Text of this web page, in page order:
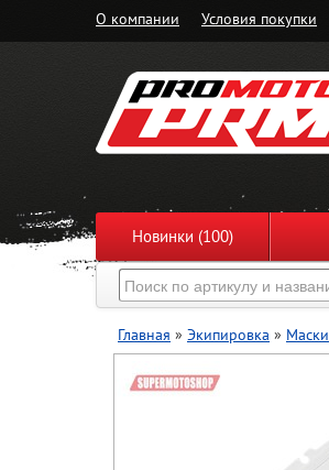
О компании Условия покупки
Новинки (100)
Главная » Экипировка » Маски